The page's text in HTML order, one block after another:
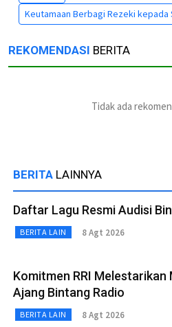
Keutamaan Berbagi Rezeki kepada
REKOMENDASI BERITA
Tidak ada
BERITA LAINNYA
Daftar Lagu Resmi Audisi
BERITA LAIN 8 Agt 2026
Komitmen RRI Melestarikan
Ajang Bintang Radio
BERITA LAIN 8 Agt 2026